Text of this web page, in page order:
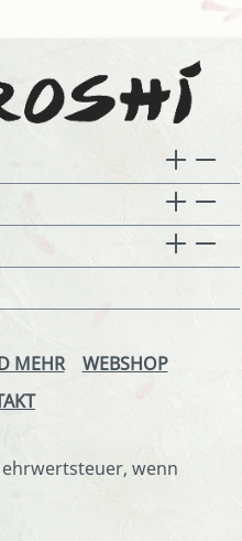
MEHR
WEBSHOP
wenn